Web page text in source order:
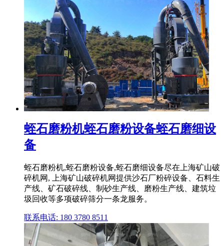
蛭石磨粉机蛭石磨粉设备蛭石磨细设
备
蛭石磨粉机,蛭石磨粉设备,蛭石磨细设备尽在上海矿山破
碎机网, 上海矿山破碎机网提供沙石厂粉碎设备、石料生
产线、矿石破碎线、制砂生产线、磨粉生产线、建筑垃
圾回收等多项破碎筛分一条龙服务。
联系电话: 180 3780 8511